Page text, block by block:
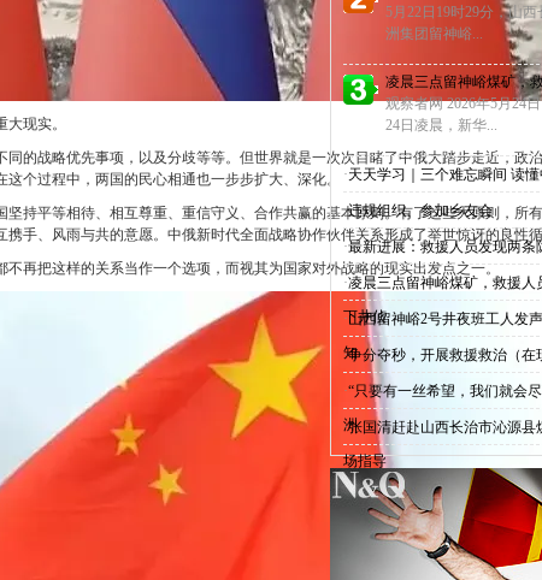
现实。
的战略优先事项，以及分歧等等。但世界就是一次次目睹了中俄大踏步走近，政
个过程中，两国的民心相通也一步步扩大、深化。
持平等相待、相互尊重、重信守义、合作共赢的基本原则。有了这些大原则，所
手、风雨与共的意愿。中俄新时代全面战略协作伙伴关系形成了举世惊讶的良性循
再把这样的关系当作一个选项，而视其为国家对外战略的现实出发点之一。
5月22日19时29分，山
洲集团留神峪...
凌晨三点留神峪煤矿，
观察者网 2026年5月24
24日凌晨，新华...
·天天学习｜三个难忘瞬间 读
·违规组织、参加乡友会
·最新进展：救援人员发现两条
·凌晨三点留神峪煤矿，救援人
下井侦
·山西留神峪2号井夜班工人发
知，
·争分夺秒，开展救援救治（在
·“只要有一丝希望，我们就会
洲
·张国清赶赴山西长治市沁源县
场指导